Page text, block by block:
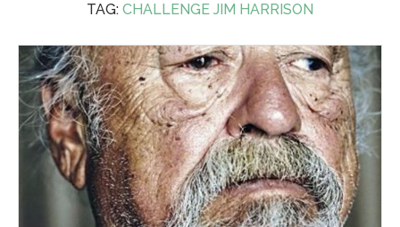
TAG: CHALLENGE JIM HARRISON